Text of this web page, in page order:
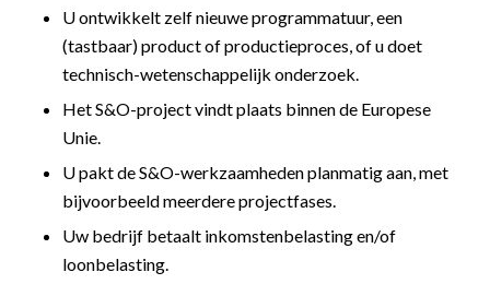
U ontwikkelt zelf nieuwe programmatuur, een
(tastbaar) product of productieproces, of u doet
technisch-wetenschappelijk onderzoek.
Het S&O-project vindt plaats binnen de Europese
Unie.
U pakt de S&O-werkzaamheden planmatig aan, met
bijvoorbeeld meerdere projectfases.
Uw bedrijf betaalt inkomstenbelasting en/of
loonbelasting.